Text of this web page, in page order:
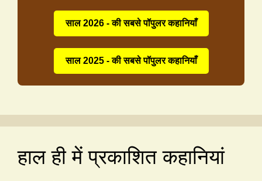
साल 2026 - की सबसे पॉपुलर कहानियाँ
साल 2025 - की सबसे पॉपुलर कहानियाँ
हाल ही में प्रकाशित कहानियां